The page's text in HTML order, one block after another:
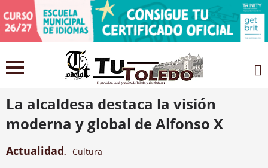
26 octubre 2021
La alcaldesa destaca la visión
moderna y global de Alfonso X
Actualidad, Cultura